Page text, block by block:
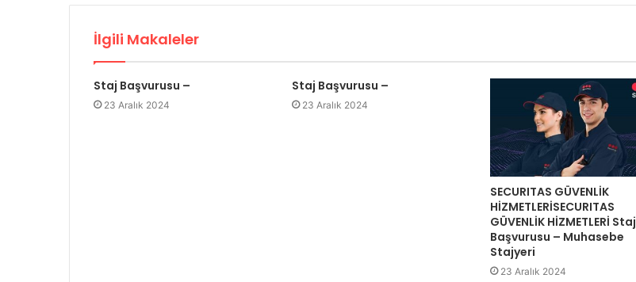
İlgili Makaleler
Staj Başvurusu –
23 Aralık 2024
Staj Başvurusu –
23 Aralık 2024
SECURITAS GÜVENLİK
HİZMETLERİSECURITAS
GÜVENLİK HİZMETLERİ Staj
Başvurusu – Muhasebe
Stajyeri
23 Aralık 2024